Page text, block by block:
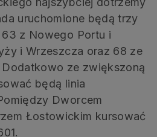
uruchomione będą trzy
z Nowego Portu i
i Wrzeszcza oraz 68 ze
ze zwiększoną
będą linia
Dworcem
Łostowickim kursować